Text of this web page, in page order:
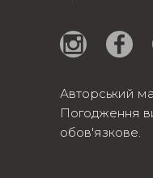
Авторський
Погодження
обов'язкове.